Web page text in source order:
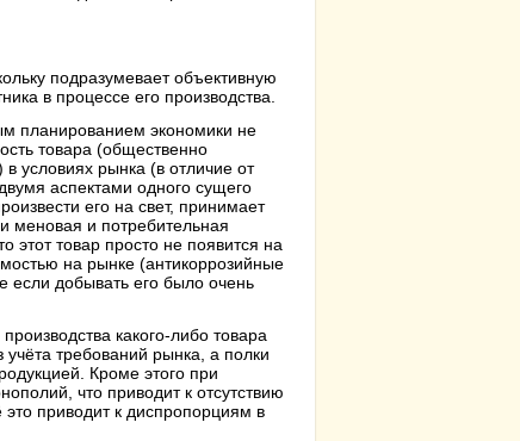
подразумевает объективную
в процессе его производства.
планированием экономики не
товара (общественно
условиях рынка (в отличие от
аспектами одного сущего
его на свет, принимает
меновая и потребительная
этот товар просто не появится на
на рынке (антикоррозийные
если добывать его было очень
какого-либо товара
требований рынка, а полки
Кроме этого при
что приводит к отсутствию
приводит к диспропорциям в